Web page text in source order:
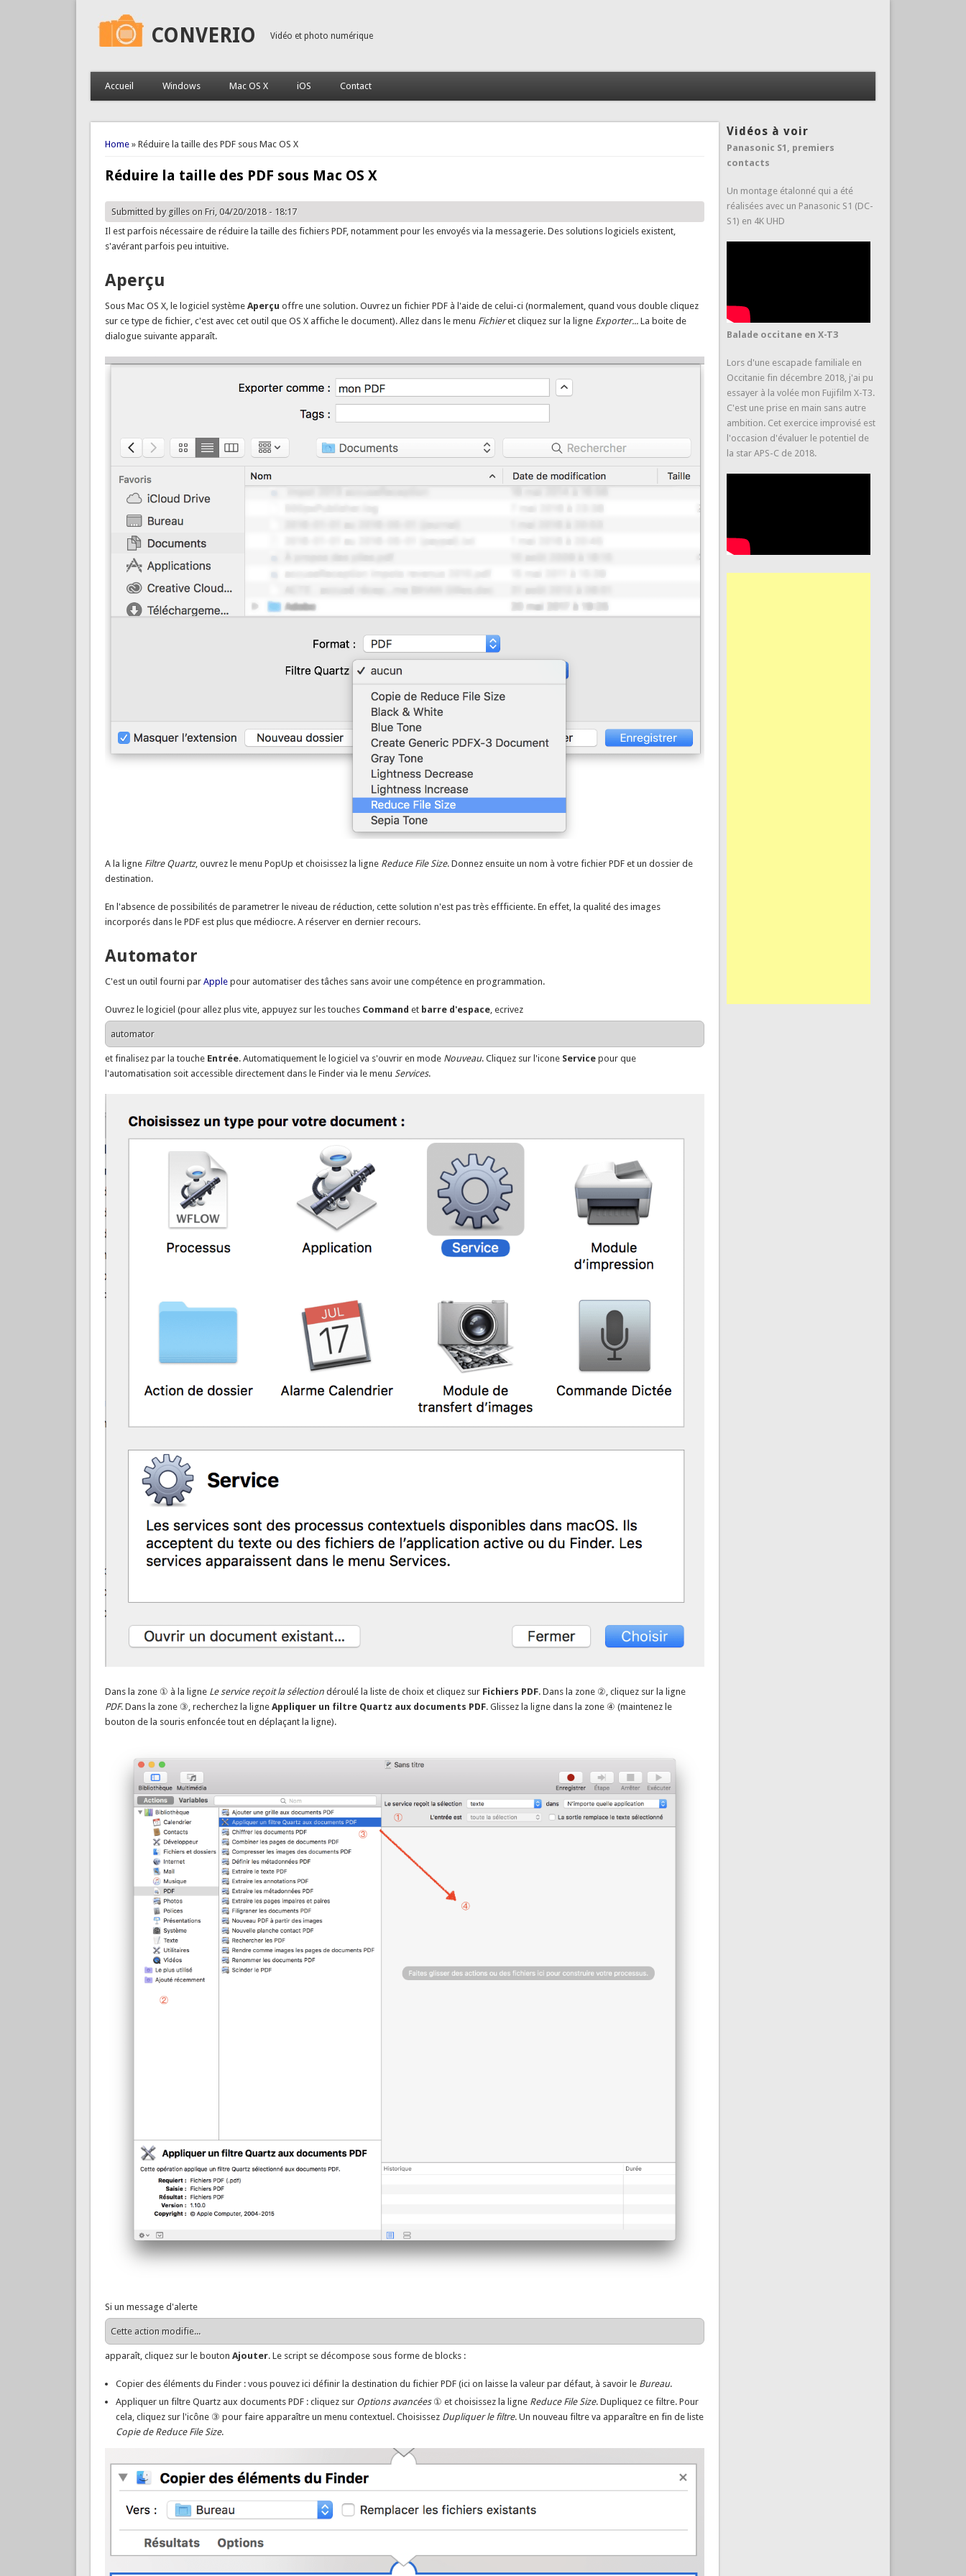
CONVERIO Vidéo et photo numérique
Accueil Windows Mac OS X iOS Contact
You are here
Home» Réduire la taille des PDF sous Mac OS X
Réduire la taille des PDF sous Mac OS X
Submitted by gilleson Fri, 04/20/2018 - 18:17
Il est parfois nécessaire de réduire la taille des fichiers PDF, notamment pour les envoyés via la messagerie. Des solutions logiciels existent,
s'avérant parfois peu intuitive.
Aperçu
Sous Mac OS X, le logiciel système Aperçu offre une solution. Ouvrez un fichier PDF à l'aide de celui-ci (normalement, quand vous double cliquez
sur ce type de fichier, c'est avec cet outil que OS X affiche le document). Allez dans le menu Fichieret cliquez sur la ligne Exporter...La boite de
dialogue suivante apparaît.
A la ligne Filtre Quartz, ouvrez le menu PopUp et choisissez la ligne Reduce File Size. Donnez ensuite un nom à votre fichier PDF et un dossier de
destination.
En l'absence de possibilités de parametrer le niveau de réduction, cette solution n'est pas très effficiente. En effet, la qualité des images
incorporés dans le PDF est plus que médiocre. A réserver en dernier recours.
Automator
C'est un outil fourni par Applepour automatiser des tâches sans avoir une compétence en programmation.
Ouvrez le logiciel (pour allez plus vite, appuyez sur les touches Command et barre d'espace, ecrivez
automator
et finalisez par la touche Entrée. Automatiquement le logiciel va s'ouvrir en mode Nouveau. Cliquez sur l'icone Servicepour que
l'automatisation soit accessible directement dans le Finder via le menu Services.
Dans la zone ① à la ligne Le service reçoit la sélectiondéroulé la liste de choix et cliquez sur Fichiers PDF. Dans la zone ②, cliquez sur la ligne
PDF. Dans la zone ③, recherchez la ligne Appliquer un filtre Quartz aux documents PDF. Glissez la ligne dans la zone ④ (maintenez le
bouton de la souris enfoncée tout en déplaçant la ligne).
Si un message d'alerte
Cette action modifie...
apparaît, cliquez sur le bouton Ajouter. Le script se décompose sous forme de blocks :
Copier des éléments du Finder : vous pouvez ici définir la destination du fichier PDF (ici on laisse la valeur par défaut, à savoir le Bureau.
Appliquer un filtre Quartz aux documents PDF : cliquez sur Options avancées① et choisissez la ligne Reduce File Size. Dupliquez ce filtre. Pour
cela, cliquez sur l'icône ③ pour faire apparaître un menu contextuel. Choisissez Dupliquer le filtre. Un nouveau filtre va apparaître en fin de liste
Copie de Reduce File Size.
Vidéos à voir
Panasonic S1, premiers
contacts
Un montage étalonné qui a été
réalisées avec un Panasonic S1 (DC-
S1) en 4K UHD
Balade occitane en X-T3
Lors d'une escapade familiale en
Occitanie fin décembre 2018, j'ai pu
essayer à la volée mon Fujifilm X-T3.
C'est une prise en main sans autre
ambition. Cet exercice improvisé est
l'occasion d'évaluer le potentiel de
la star APS-C de 2018.